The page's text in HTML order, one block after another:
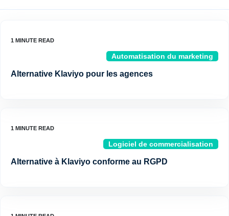
Automatisation du marketing
Alternative Klaviyo pour les agences
Logiciel de commercialisation
Alternative à Klaviyo conforme au RGPD